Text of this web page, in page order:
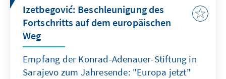
Izetbegović: Beschleunigung des
Fortschritts auf dem europäischen
Weg
Empfang der Konrad-Adenauer-Stiftung in
Sarajevo zum Jahresende: "Europa jetzt"